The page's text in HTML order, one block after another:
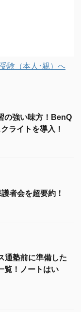
の強い味方！BenQ
ライトを導入！
者会を超要約！
通塾前に準備した
覧！ノートはい